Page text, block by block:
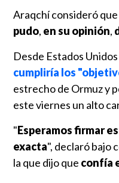
Araqchí consideró que
pudo, en su opinión,
Desde Estados
cumpliría los
estrecho de Ormuz y
este viernes un alto
"Esperamos firmar
exacta", declaró bajo
la que dijo que confía